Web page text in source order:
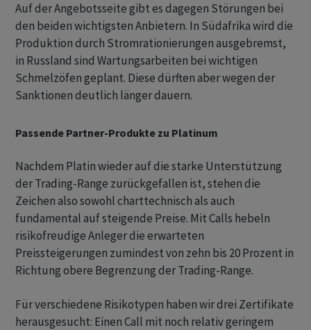
Auf der Angebotsseite gibt es dagegen Störungen bei
den beiden wichtigsten Anbietern. In Südafrika wird die
Produktion durch Stromrationierungen ausgebremst,
in Russland sind Wartungsarbeiten bei wichtigen
Schmelzöfen geplant. Diese dürften aber wegen der
Sanktionen deutlich länger dauern.
Passende Partner-Produkte zu Platinum
Nachdem Platin wieder auf die starke Unterstützung
der Trading-Range zurückgefallen ist, stehen die
Zeichen also sowohl charttechnisch als auch
fundamental auf steigende Preise. Mit Calls hebeln
risikofreudige Anleger die erwarteten
Preissteigerungen zumindest von zehn bis 20 Prozent in
Richtung obere Begrenzung der Trading-Range.
Für verschiedene Risikotypen haben wir drei Zertifikate
herausgesucht: Einen Call mit noch relativ geringem